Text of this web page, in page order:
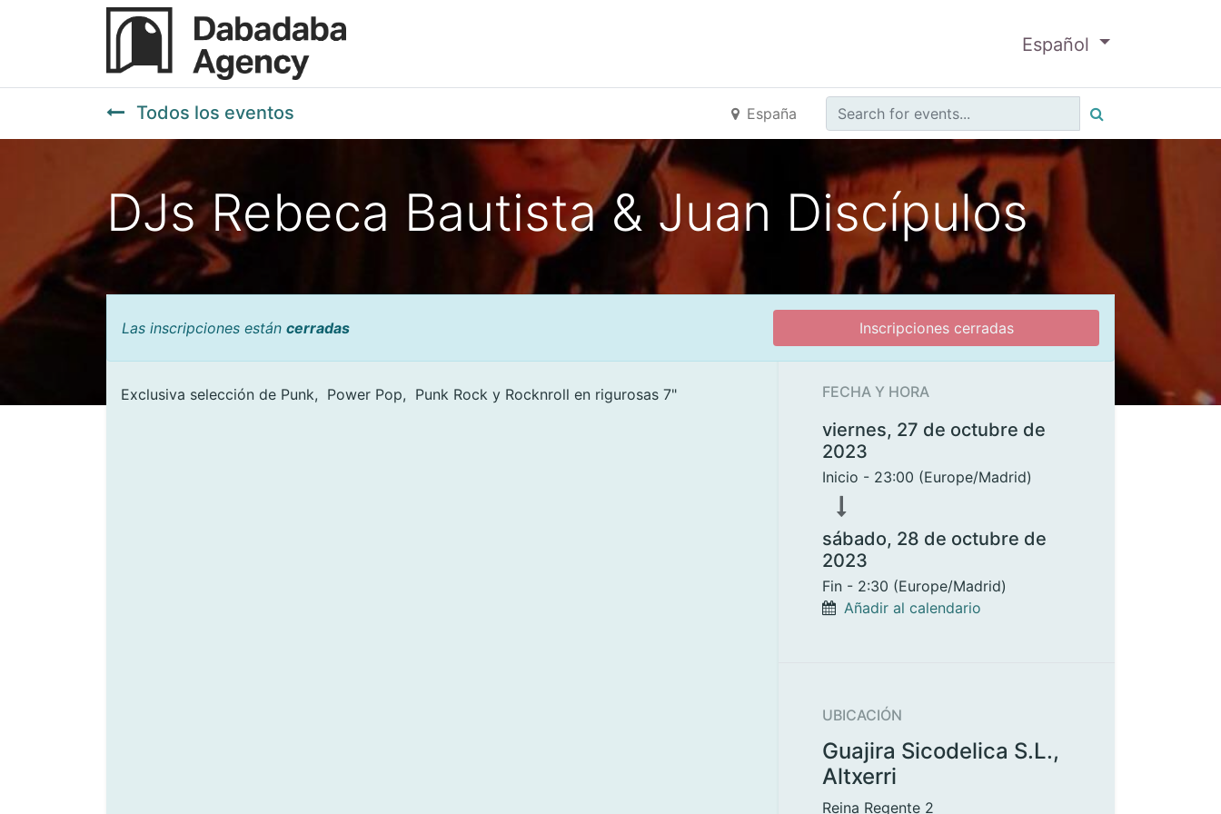
Español
Todos los eventos España
DJs Rebeca Bautista & Juan Discípulos
Las inscripciones están cerradas Inscripciones cerradas
Exclusiva selección de Punk, Power Pop, Punk Rock y Rocknroll en rigurosas 7" FECHA Y HORA
viernes, 27 de octubre de
2023
Inicio - 23:00 (Europe/Madrid)
sábado, 28 de octubre de
2023
Fin - 2:30 (Europe/Madrid)
Añadir al calendario
UBICACIÓN
Guajira Sicodelica S.L.,
Altxerri
Reina Regente 2